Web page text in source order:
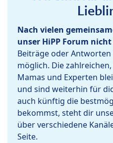
Nach vielen
unser HiPP Forum
Beiträge oder
möglich. Die
Mamas und Experten
und sind weiterhin für
auch künftig die
bekommst, steht dir
über verschiedene
Seite.